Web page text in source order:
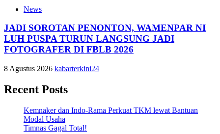
News
JADI SOROTAN PENONTON, WAMENPAR NI
LUH PUSPA TURUN LANGSUNG JADI
FOTOGRAFER DI FBLB 2026
8 Agustus 2026 kabarterkini24
Recent Posts
Kemnaker dan Indo-Rama Perkuat TKM lewat Bantuan
Modal Usaha
Timnas Gagal Total!